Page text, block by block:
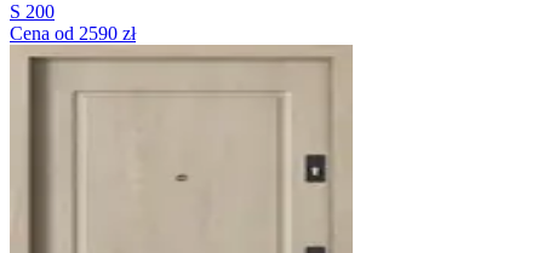
S 200
Cena od 2590 zł